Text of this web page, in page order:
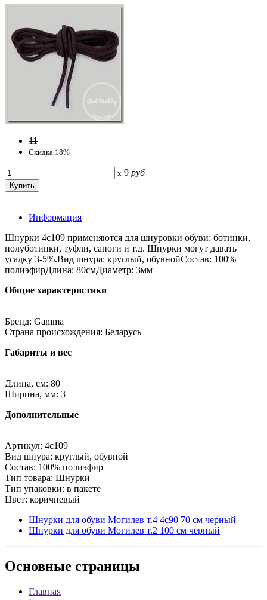
11
Скидка 18%
x 9 руб
Информация
Шнурки 4с109 применяются для шнуровки обуви: ботинки,
полуботинки, туфли, сапоги и т.д. Шнурки могут давать
усадку 3-5%.Вид шнура: круглый, обувнойСостав: 100%
полиэфирДлина: 80смДиаметр: 3мм
Общие характеристики
Бренд: Gamma
Страна происхождения: Беларусь
Габариты и вес
Длина, см: 80
Ширина, мм: 3
Дополнительные
Артикул: 4с109
Вид шнура: круглый, обувной
Состав: 100% полиэфир
Тип товара: Шнурки
Тип упаковки: в пакете
Цвет: коричневый
Шнурки для обуви Могилев т.4 4с90 70 см черный
Шнурки для обуви Могилев т.2 100 см черный
Основные страницы
Главная